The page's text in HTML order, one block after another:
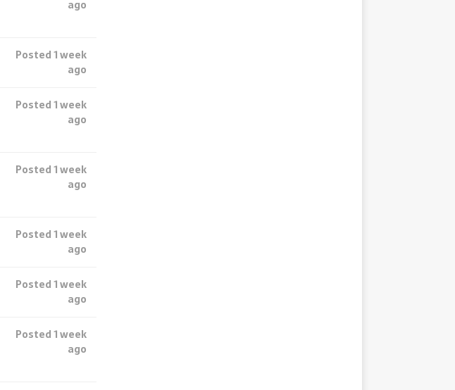
ago
Posted 1 week
ago
Posted 1 week
ago
Posted 1 week
ago
Posted 1 week
ago
Posted 1 week
ago
Posted 1 week
ago